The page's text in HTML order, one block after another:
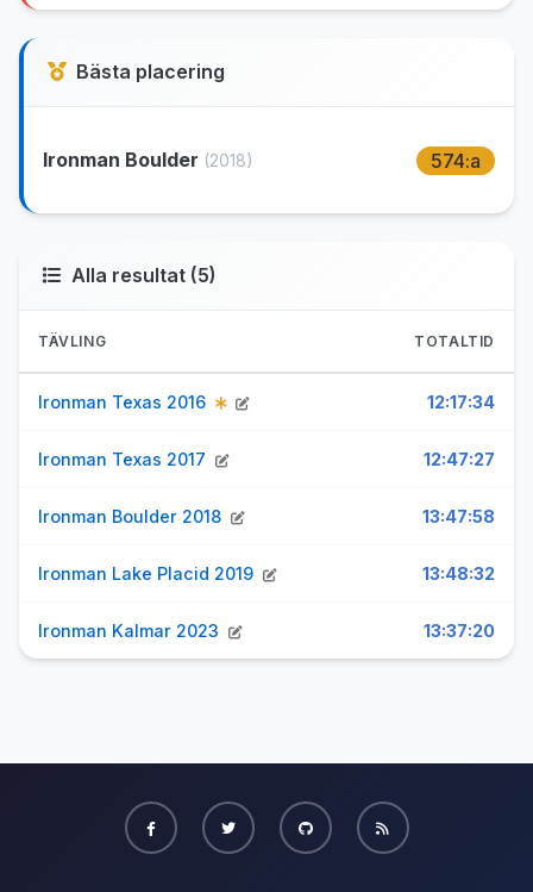
Bästa placering
Ironman Boulder (2018) 574:a
Alla resultat (5)
TÄVLING TOTALTID
Ironman Texas 2016 12:17:34
Ironman Texas 2017 12:47:27
Ironman Boulder 2018 13:47:58
Ironman Lake Placid 2019 13:48:32
Ironman Kalmar 2023 13:37:20